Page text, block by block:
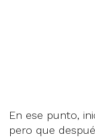
En ese punto,
pero que